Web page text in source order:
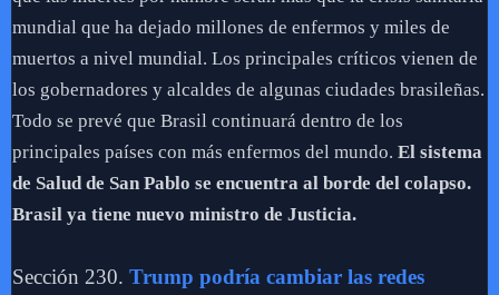
mundial que ha dejado millones de enfermos y miles de
muertos a nivel mundial. Los principales críticos vienen de
los gobernadores y alcaldes de algunas ciudades brasileñas.
Todo se prevé que Brasil continuará dentro de los
principales países con más enfermos del mundo. El sistema
de Salud de San Pablo se encuentra al borde del colapso.
Brasil ya tiene nuevo ministro de Justicia.
Sección 230. Trump podría cambiar las redes